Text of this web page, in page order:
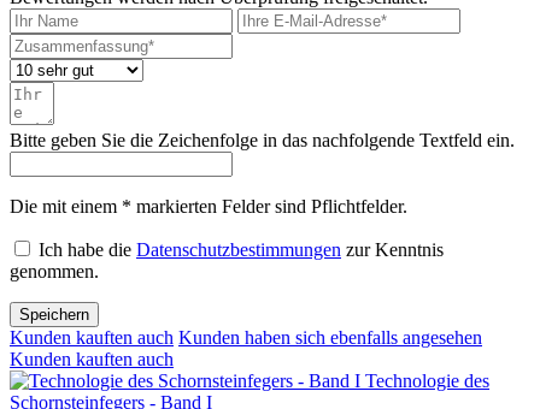
Bitte geben Sie die Zeichenfolge in das nachfolgende Textfeld ein.
Die mit einem * markierten Felder sind Pflichtfelder.
Ich habe die Datenschutzbestimmungen zur Kenntnis
genommen.
Speichern
Kunden kauften auch Kunden haben sich ebenfalls angesehen
Kunden kauften auch
Technologie des
Schornsteinfegers - Band I